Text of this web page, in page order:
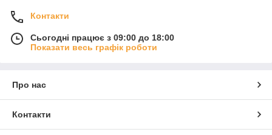
Контакти
Сьогодні працює з 09:00 до 18:00
Показати весь графік роботи
Про нас
Контакти